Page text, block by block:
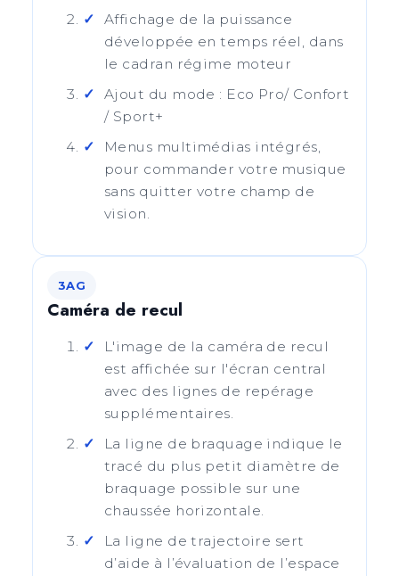
Affichage de la puissance
développée en temps réel, dans
le cadran régime moteur
Ajout du mode : Eco Pro/ Confort
/ Sport+
Menus multimédias intégrés,
pour commander votre musique
sans quitter votre champ de
vision.
3AG
Caméra de recul
L'image de la caméra de recul
est affichée sur l'écran central
avec des lignes de repérage
supplémentaires.
La ligne de braquage indique le
tracé du plus petit diamètre de
braquage possible sur une
chaussée horizontale.
La ligne de trajectoire sert
d’aide à l’évaluation de l’espace